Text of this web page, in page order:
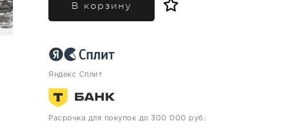
В корзину
Яндекс Сплит
Расрочка для покупок до 300 000 руб.